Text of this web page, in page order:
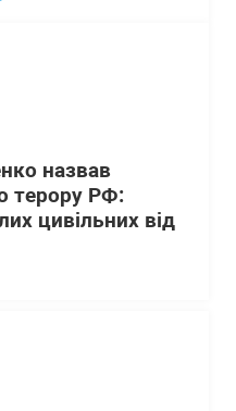
назвав
терору РФ:
цивільних від